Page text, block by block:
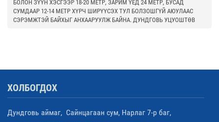
БОЛОН ЗҮҮН ХЭСГЭЭР 18-20 МЕТР, ЗАРИМ ҮЕД 24 МЕТР, БУСАД
СУМДААР 12-14 МЕТР ХҮРЧ ШИРҮҮСЭХ ТУЛ БОЛЗОШГҮЙ АЮУЛААС
СЭРЭМЖТЭЙ БАЙХЫГ АНХААРУУЛЖ БАЙНА. ДУНДГОВЬ УЦУОШТӨВ
ХОЛБОГДОХ
Дундговь аймаг, Сайнцагаан сум, Нарлаг 7-р баг,